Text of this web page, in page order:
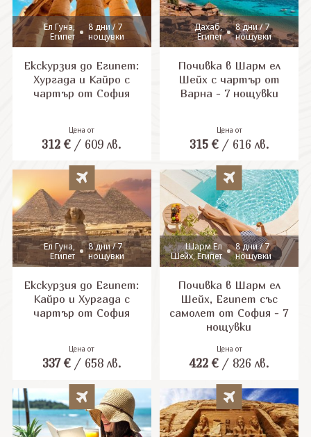
Ел Гуна,
Египет
8 дни / 7
нощувки
Екскурзия до Египет:
Хургада и Кайро с
чартър от София
Цена от
312 €/ 609 лв.
Дахаб,
Египет
8 дни / 7
нощувки
Почивка в Шарм ел
Шейх с чартър от
Варна - 7 нощувки
Цена от
315 €/ 616 лв.
Ел Гуна,
Египет
8 дни / 7
нощувки
Екскурзия до Египет:
Кайро и Хургада с
чартър от София
Цена от
337 €/ 658 лв.
Шарм Ел
Шейх, Египет
8 дни / 7
нощувки
Почивка в Шарм ел
Шейх, Египет със
самолет от София - 7
нощувки
Цена от
422 €/ 826 лв.